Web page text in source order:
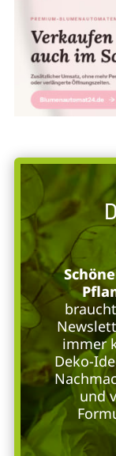
immer
Deko-
und